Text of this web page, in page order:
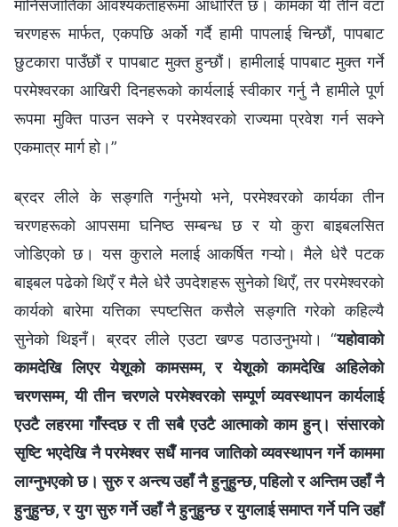
मानिसजातिका आवश्यकताहरूमा आधारित छ। कामका यी तीन वटा
चरणहरू मार्फत, एकपछि अर्को गर्दै हामी पापलाई चिन्छौं, पापबाट
छुटकारा पाउँछौं र पापबाट मुक्त हुन्छौं। हामीलाई पापबाट मुक्त गर्ने
परमेश्‍वरका आखिरी दिनहरूको कार्यलाई स्वीकार गर्नु नै हामीले पूर्ण
रूपमा मुक्ति पाउन सक्ने र परमेश्‍वरको राज्यमा प्रवेश गर्न सक्ने
एकमात्र मार्ग हो।”
ब्रदर लीले के सङ्गति गर्नुभयो भने, परमेश्‍वरको कार्यका तीन
चरणहरूको आपसमा घनिष्ठ सम्बन्ध छ र यो कुरा बाइबलसित
जोडिएको छ। यस कुराले मलाई आकर्षित गऱ्यो। मैले धेरै पटक
बाइबल पढेको थिएँ र मैले धेरै उपदेशहरू सुनेको थिएँ, तर परमेश्‍वरको
कार्यको बारेमा यत्तिका स्पष्टसित कसैले सङ्गति गरेको कहिल्यै
सुनेको थिइनँ। ब्रदर लीले एउटा खण्ड पठाउनुभयो। “यहोवाको
कामदेखि लिएर येशूको कामसम्म, र येशूको कामदेखि अहिलेको
चरणसम्म, यी तीन चरणले परमेश्‍वरको सम्पूर्ण व्यवस्थापन कार्यलाई
एउटै लहरमा गाँस्दछ र ती सबै एउटै आत्माको काम हुन्। संसारको
सृष्टि भएदेखि नै परमेश्‍वर सधैँ मानव जातिको व्यवस्थापन गर्ने काममा
लाग्नुभएको छ। सुरु र अन्त्य उहाँ नै हुनुहुन्छ, पहिलो र अन्तिम उहाँ नै
हुनुहुन्छ, र युग सुरु गर्ने उहाँ नै हुनुहुन्छ र युगलाई समाप्त गर्ने पनि उहाँ